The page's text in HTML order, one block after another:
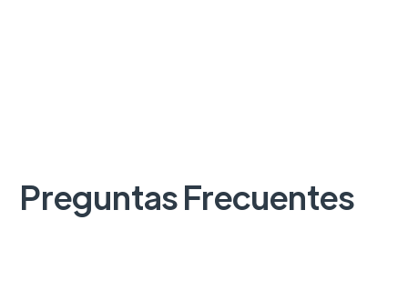
Preguntas Frecuentes